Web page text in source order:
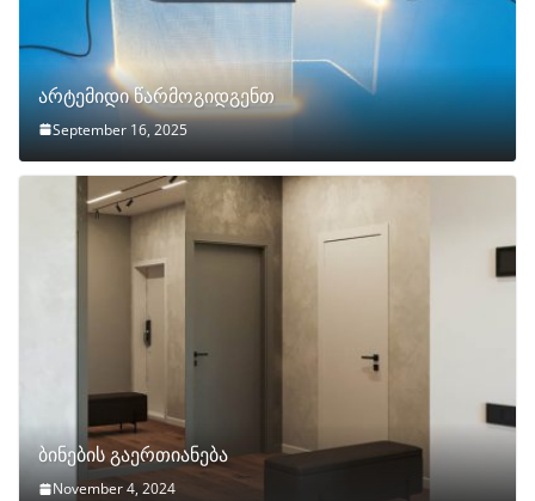
არტემიდი წარმოგიდგენთ
September 16, 2025
ბინების გაერთიანება
November 4, 2024